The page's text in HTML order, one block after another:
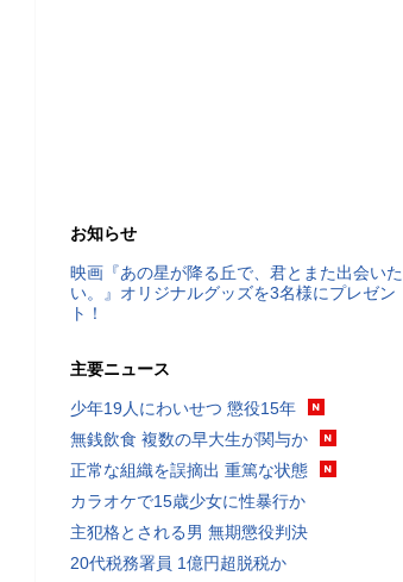
お知らせ
映画『あの星が降る丘で、君とまた出会いた
い。』オリジナルグッズを3名様にプレゼン
ト！
主要ニュース
少年19人にわいせつ 懲役15年
無銭飲食 複数の早大生が関与か
正常な組織を誤摘出 重篤な状態
カラオケで15歳少女に性暴行か
主犯格とされる男 無期懲役判決
20代税務署員 1億円超脱税か